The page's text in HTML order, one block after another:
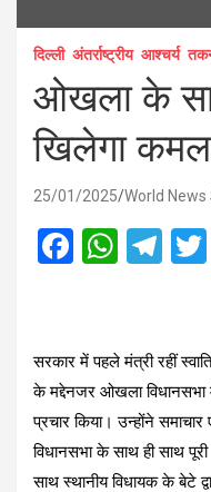
दिल्ली अंतर्राष्ट्रीय आश्चर्य
ओखला के
खिलेगा कमल
25/01/2025 World News
F
b
o
o
k
W
s
A
p
p
T
gr
a
m
सरकार में पहले मंत्री रहीं
के मद्देनजर ओखला विधानसभा
प्रचार किया। उन्होंने
विधानसभा के साथ ही साथ
साथ स्थानीय विधायक के बेटे